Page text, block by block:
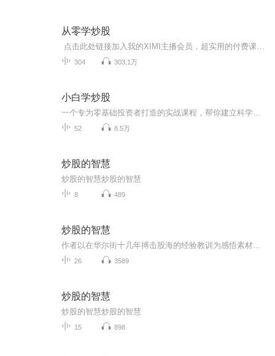
从零学炒股
304 303.1万
小白学炒股
52 8.5万
炒股的智慧
炒股的智慧炒股的智慧
8 489
炒股的智慧
26 3589
炒股的智慧
炒股的智慧炒股的智慧
15 898